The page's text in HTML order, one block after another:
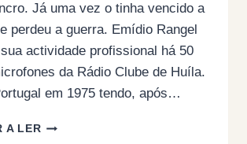
Já uma vez o tinha vencido a
perdeu a guerra. Emídio Rangel
actividade profissional há 50
da Rádio Clube de Huíla.
em 1975 tendo, após…
A LERMORREU